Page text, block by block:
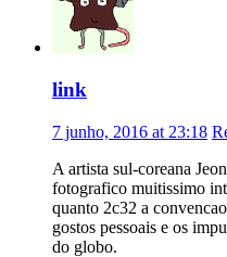
link
7 junho, 2016 at 23:18
A artista sul-coreana
fotografico muitissimo
quanto 2c32 a
gostos pessoais e os
do globo.